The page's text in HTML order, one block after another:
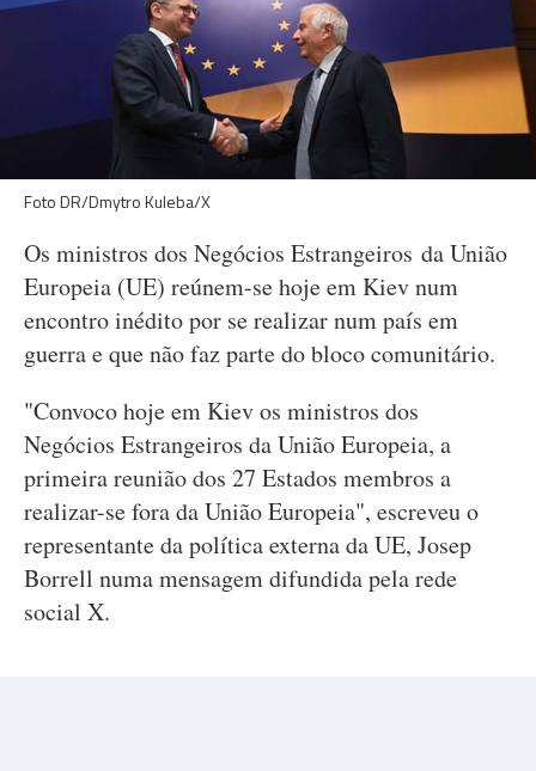
Foto DR/Dmytro Kuleba/X
Os ministros dos Negócios Estrangeiros da União
Europeia (UE) reúnem-se hoje em Kiev num
encontro inédito por se realizar num país em
guerra e que não faz parte do bloco comunitário.
"Convoco hoje em Kiev os ministros dos
Negócios Estrangeiros da União Europeia, a
primeira reunião dos 27 Estados membros a
realizar-se fora da União Europeia", escreveu o
representante da política externa da UE, Josep
Borrell numa mensagem difundida pela rede
social X.